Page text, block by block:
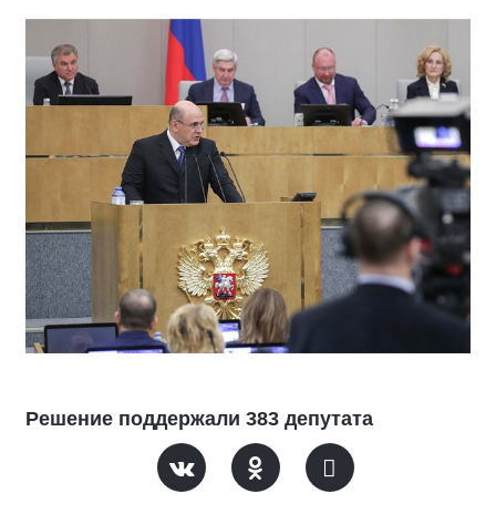
Решение поддержали 383 депутата